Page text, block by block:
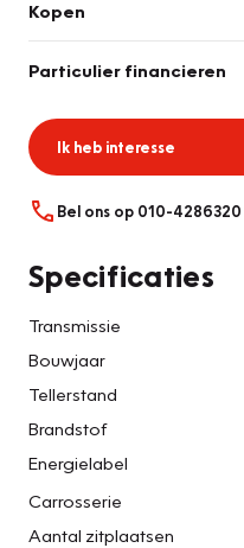
Kopen
Particulier financieren
Ik heb interesse
Bel ons op 010-4286320
Specificaties
Transmissie
Bouwjaar
Tellerstand
Brandstof
Energielabel
Carrosserie
Aantal zitplaatsen